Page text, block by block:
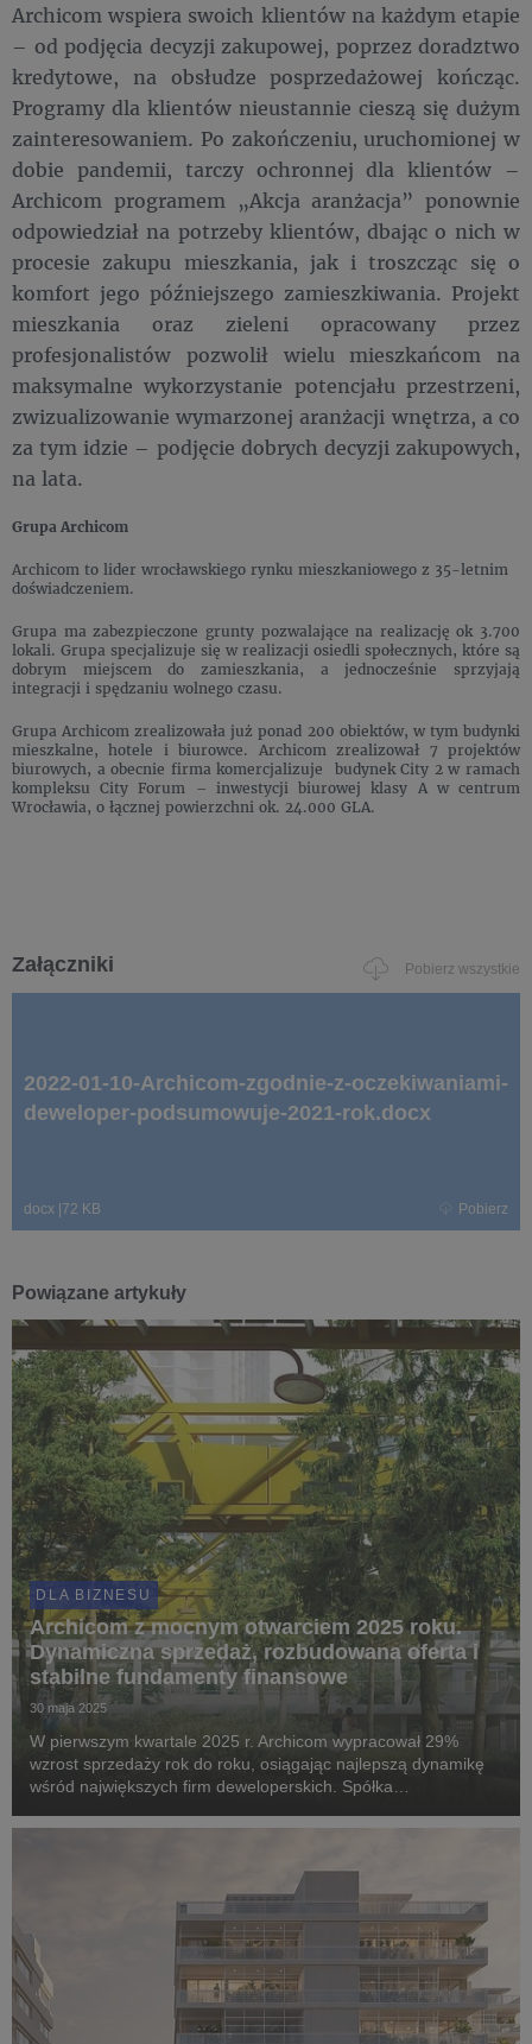
Archicom wspiera swoich klientów na każdym etapie
– od podjęcia decyzji zakupowej, poprzez doradztwo
kredytowe, na obsłudze posprzedażowej kończąc.
Programy dla klientów nieustannie cieszą się dużym
zainteresowaniem. Po zakończeniu, uruchomionej w
dobie pandemii, tarczy ochronnej dla klientów –
Archicom programem „Akcja aranżacja” ponownie
odpowiedział na potrzeby klientów, dbając o nich w
procesie zakupu mieszkania, jak i troszcząc się o
komfort jego późniejszego zamieszkiwania. Projekt
mieszkania oraz zieleni opracowany przez
profesjonalistów pozwolił wielu mieszkańcom na
maksymalne wykorzystanie potencjału przestrzeni,
zwizualizowanie wymarzonej aranżacji wnętrza, a co
za tym idzie – podjęcie dobrych decyzji zakupowych,
na lata.
Grupa Archicom
Archicom to lider wrocławskiego rynku mieszkaniowego z 35-letnim
doświadczeniem.
Grupa ma zabezpieczone grunty pozwalające na realizację ok 3.700
lokali. Grupa specjalizuje się w realizacji osiedli społecznych, które są
dobrym miejscem do zamieszkania, a jednocześnie sprzyjają
integracji i spędzaniu wolnego czasu.
Grupa Archicom zrealizowała już ponad 200 obiektów, w tym budynki
mieszkalne, hotele i biurowce. Archicom zrealizował 7 projektów
biurowych, a obecnie firma komercjalizuje budynek City 2 w ramach
kompleksu City Forum – inwestycji biurowej klasy A w centrum
Wrocławia, o łącznej powierzchni ok. 24.000 GLA.
Załączniki Pobierz wszystkie
2022-01-10-Archicom-zgodnie-z-oczekiwaniami-
deweloper-podsumowuje-2021-rok.docx
docx |72 KB Pobierz
Powiązane artykuły
DLA BIZNESU
Archicom z mocnym otwarciem 2025 roku.
Dynamiczna sprzedaż, rozbudowana oferta i
stabilne fundamenty finansowe
30 maja 2025
W pierwszym kwartale 2025 r. Archicom wypracował 29%
wzrost sprzedaży rok do roku, osiągając najlepszą dynamikę
wśród największych firm deweloperskich. Spółka
rynkowe odbicie, jednocześnie utrzymując stabilność finan...